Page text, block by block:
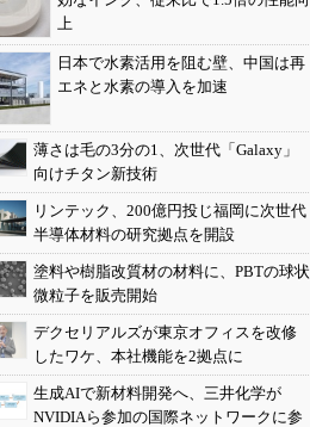
上
日本で水素活用を阻む壁、中国は再
エネと水素の導入を加速
薄さは毛の3分の1、次世代「Galaxy」
向けチタン新技術
リンテック、200億円投じ福岡に次世代
半導体材料の研究拠点を開設
塗料や樹脂改質材の材料に、PBTの球状
微粒子を販売開始
デクセリアルズが東京オフィスを改修
したワケ、本社機能を2拠点に
生成AIで新材料開発へ、三井化学が
NVIDIAら参加の国際ネットワークに参